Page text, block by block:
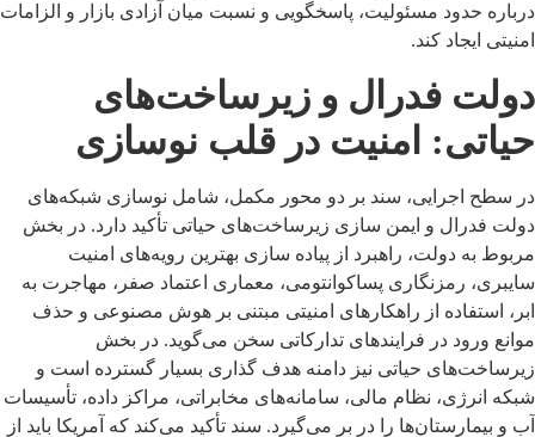
درباره حدود مسئولیت، پاسخگویی و نسبت میان آزادی بازار و الزامات
امنیتی ایجاد کند.
دولت فدرال و زیرساخت‌های
حیاتی: امنیت در قلب نوسازی
در سطح اجرایی، سند بر دو محور مکمل، شامل نوسازی شبکه‌های
دولت فدرال و ایمن سازی زیرساخت‌های حیاتی تأکید دارد. در بخش
مربوط به دولت، راهبرد از پیاده سازی بهترین رویه‌های امنیت
سایبری، رمزنگاری پساکوانتومی، معماری اعتماد صفر، مهاجرت به
ابر، استفاده از راهکارهای امنیتی مبتنی بر هوش مصنوعی و حذف
موانع ورود در فرایندهای تدارکاتی سخن می‌گوید. در بخش
زیرساخت‌های حیاتی نیز دامنه هدف گذاری بسیار گسترده است و
شبکه انرژی، نظام مالی، سامانه‌های مخابراتی، مراکز داده، تأسیسات
آب و بیمارستان‌ها را در بر می‌گیرد. سند تأکید می‌کند که آمریکا باید از